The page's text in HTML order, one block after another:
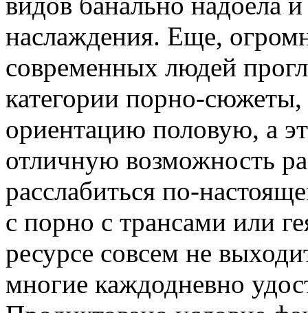
наслаждения. Еще,
современных людей
категории порно-
ориентацию половую, а
отличную возможность
расслабиться по-
с порно с трансами или
ресурсе совсем не
многие каждодневно